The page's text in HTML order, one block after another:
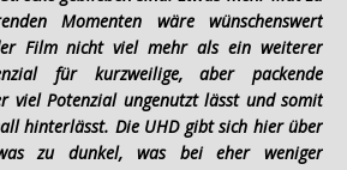
Momenten wäre wünschenswert
Film nicht viel mehr als ein weiterer
für kurzweilige, aber packende
viel Potenzial ungenutzt lässt und somit
hinterlässt. Die UHD gibt sich hier über
zu dunkel, was bei eher weniger